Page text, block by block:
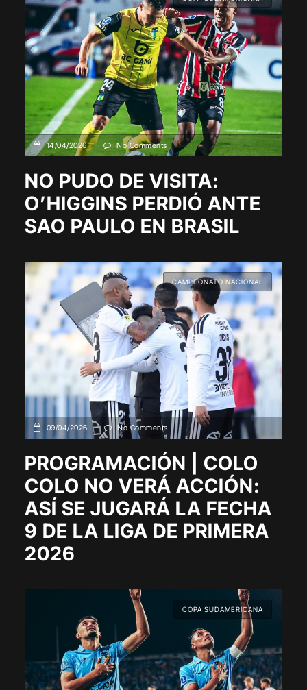
14/04/2026 No Comments
NO PUDO DE VISITA:
O’HIGGINS PERDIÓ ANTE
SAO PAULO EN BRASIL
CAMPEONATO NACIONAL
09/04/2026 No Comments
PROGRAMACIÓN | COLO
COLO NO VERÁ ACCIÓN:
ASÍ SE JUGARÁ LA FECHA
9 DE LA LIGA DE PRIMERA
2026
COPA SUDAMERICANA